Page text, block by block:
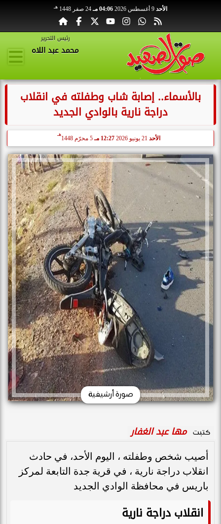
الأحد 04:06 مـ 24 صفر 1448 هـ
رئيس التحرير
محمد عبد اللاه
بالأسماء.. إصابة شاب وطفلته في انقلاب
دراجة نارية بالوادي الجديد
الأحد 12:27 مـ 5 محرّم 1448
هـ
صورة أرشيفية
كتبت مها عبد الغفار
أصيب شخص وطفلته ، اليوم الأحد، في حادث
انقلاب دراجة نارية ، في قرية جدة التابعة لمركز
باريس في محافظة الوادي الجديد
انقلاب دراجة نارية